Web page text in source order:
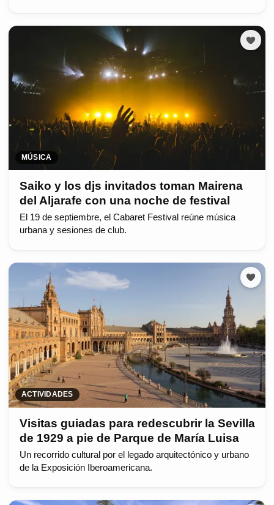
MÚSICA
Saiko y los djs invitados toman Mairena
del Aljarafe con una noche de festival
El 19 de septiembre, el Cabaret Festival reúne música
urbana y sesiones de club.
ACTIVIDADES
Visitas guiadas para redescubrir la Sevilla
de 1929 a pie de Parque de María Luisa
Un recorrido cultural por el legado arquitectónico y urbano
de la Exposición Iberoamericana.